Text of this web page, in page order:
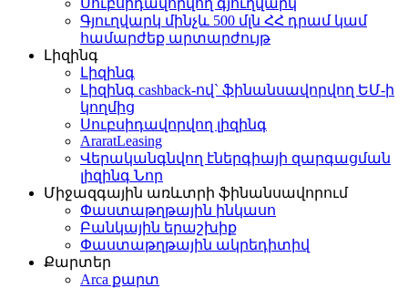
Սուբսիդավորվող գյուղվարկ
Գյուղվարկ մինչև 500 մլն ՀՀ դրամ կամ
համարժեք արտարժույթ
Լիզինգ
Լիզինգ
Լիզինգ cashback-ով` ֆինանսավորվող ԵՄ-ի
կողմից
Սուբսիդավորվող լիզինգ
AraratLeasing
Վերականգնվող էներգիայի զարգացման
լիզինգ Նոր
Միջազգային առևտրի ֆինանսավորում
Փաստաթղթային ինկասո
Բանկային երաշխիք
Փաստաթղթային ակրեդիտիվ
Քարտեր
Arca քարտ